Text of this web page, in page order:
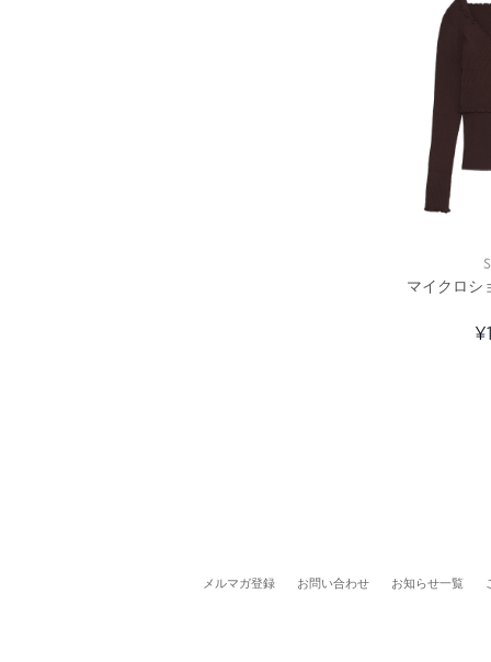
マイクロシ
メルマガ登録 お問い合わせ お知らせ一覧